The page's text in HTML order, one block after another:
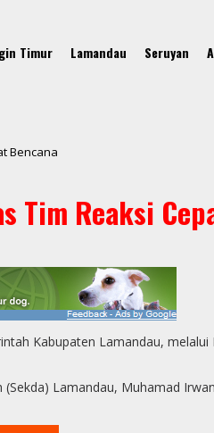
Timur Lamandau Seruyan
Bencana
Tim Reaksi
Kabupaten Lamandau,
Lamandau, Muhamad